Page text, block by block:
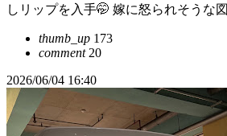
しリップを入手🤭 嫁に怒られそうな図
thumb_up 173
comment20
2026/06/04 16:40